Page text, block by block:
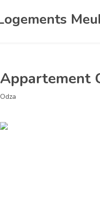
Appartement
Odza